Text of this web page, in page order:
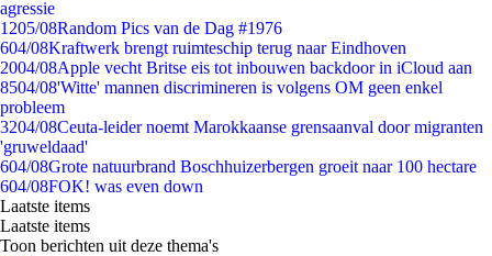
agressie
1205/08Random Pics van de Dag #1976
604/08Kraftwerk brengt ruimteschip terug naar Eindhoven
2004/08Apple vecht Britse eis tot inbouwen backdoor in iCloud aan
8504/08'Witte' mannen discrimineren is volgens OM geen enkel
probleem
3204/08Ceuta-leider noemt Marokkaanse grensaanval door migranten
'gruweldaad'
604/08Grote natuurbrand Boschhuizerbergen groeit naar 100 hectare
604/08FOK! was even down
Laatste items
Laatste items
Toon berichten uit deze thema's